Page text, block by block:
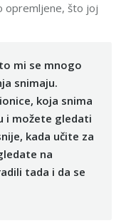
opremljene, što joj
mi se mnogo
snimaju.
koja snima
i možete gledati
kada učite za
na
tada i da se